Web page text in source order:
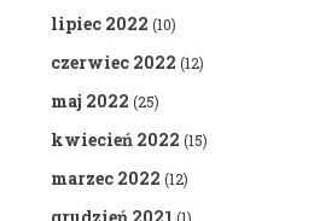
lipiec 2022 (10)
czerwiec 2022 (12)
maj 2022 (25)
kwiecień 2022 (15)
marzec 2022 (12)